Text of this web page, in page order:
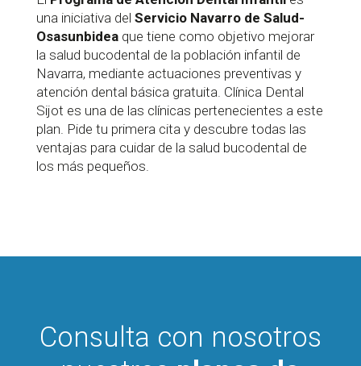
una iniciativa del Servicio Navarro de Salud-
Osasunbideaque tiene como objetivo mejorar
la salud bucodental de la población infantil de
Navarra, mediante actuaciones preventivas y
atención dental básica gratuita. Clínica Dental
Sijot es una de las clínicas pertenecientes a este
plan. Pide tu primera cita y descubre todas las
ventajas para cuidar de la salud bucodental de
los más pequeños.
Consulta con nosotros